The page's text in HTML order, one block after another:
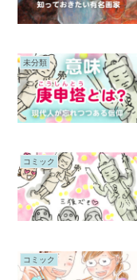
未分類
コミック
コミック